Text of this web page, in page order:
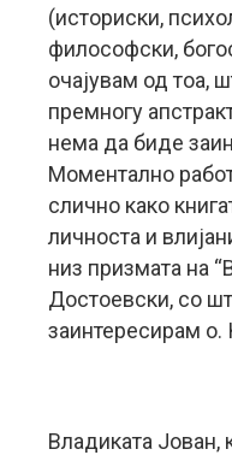
(историски,
философски,
очајувам од тоа,
премногу
нема да биде
Моментално
слично како
личноста и
низ призмата на
Достоевски, со
заинтересирам о.
Владиката Јован,